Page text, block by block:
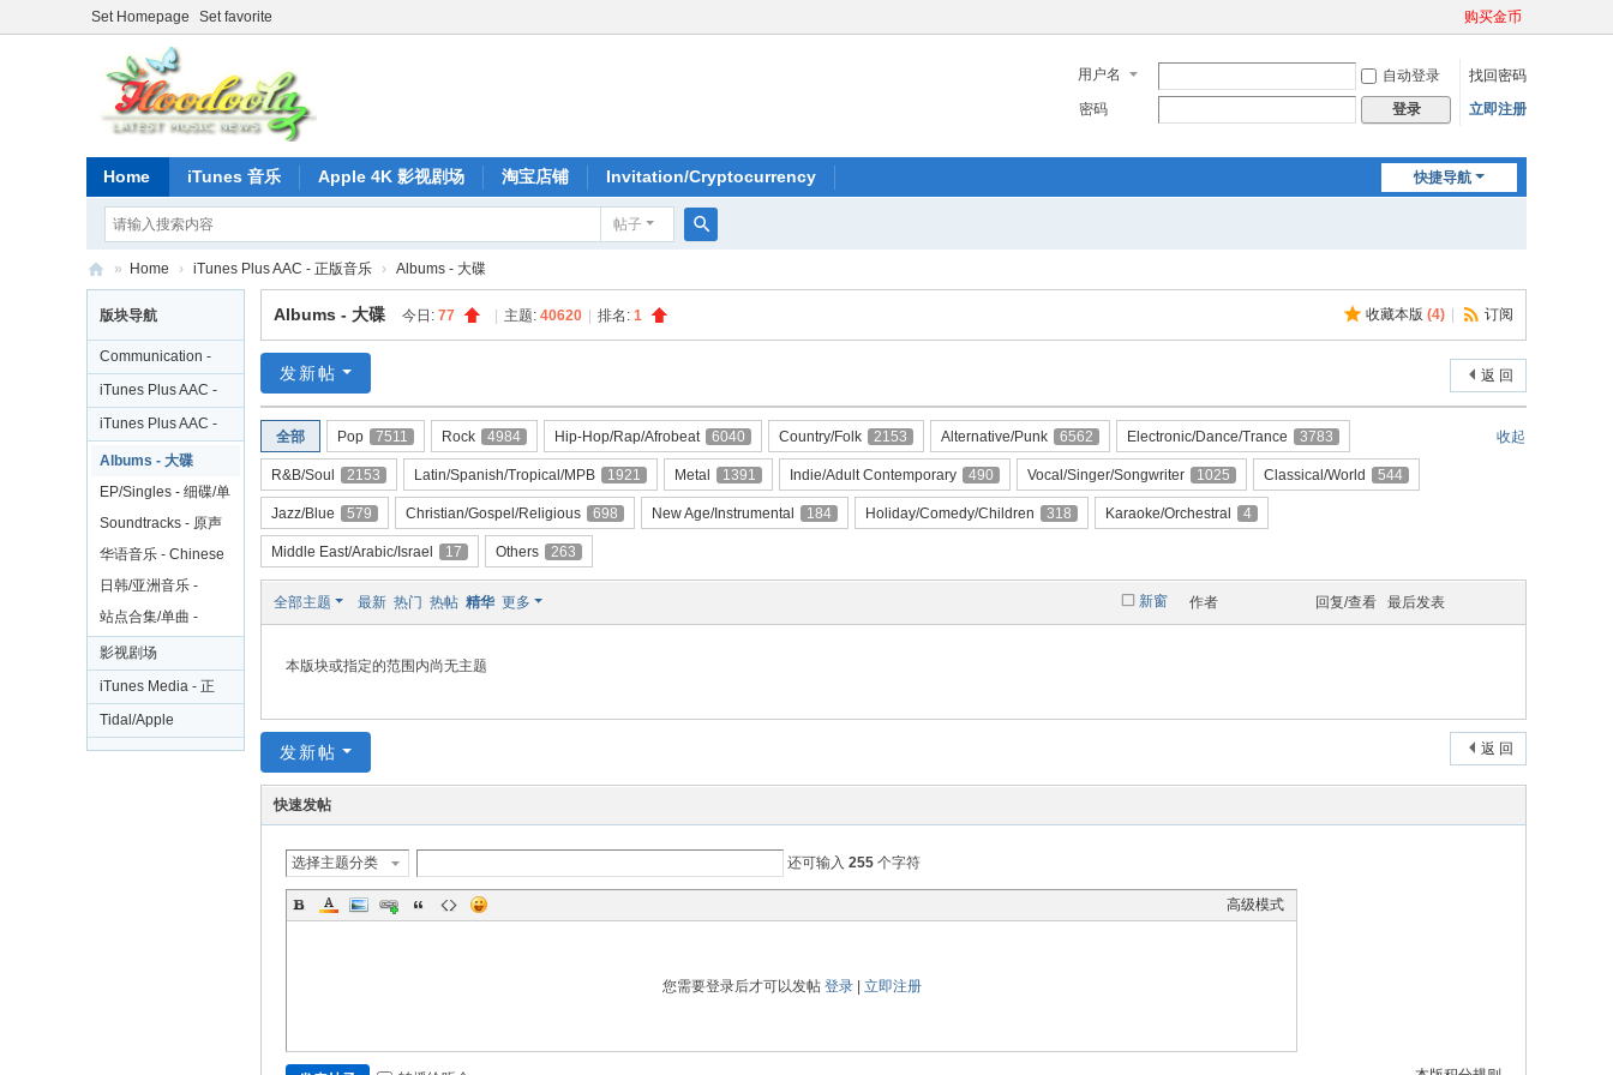
Set Homepage Set favorite 购买金币
用户名 自动登录
找回密码
密码
登录 立即注册
快捷导航
Home iTunes 音乐 Apple 4K 影视剧场 淘宝店铺 Invitation/Cryptocurrency
帖子
索
版
iT
un
es
电
影
剧
集
» Home › iTunes Plus AAC - 正版音乐 › Albums - 大碟
版块导航
Communication -
交流
iTunes Plus AAC -
歌手合集
iTunes Plus AAC -
正版音乐
Albums - 大碟
EP/Singles - 细碟/单
曲
Soundtracks - 原声
大碟
华语音乐 - Chinese
日韩/亚洲音乐 -
Japan/Korea/Asia
站点合集/单曲 -
Collections/Free
Singles
影视剧场
iTunes Media - 正
版影视
Tidal/Apple
Rip/Amazon 无损
收藏本版 (4) 订阅
Albums - 大碟 今日: 77 主题: 40620 排名: 1
返 回
发新帖
收起
全部 Pop 7511 Rock 4984 Hip-Hop/Rap/Afrobeat 6040 Country/Folk 2153 Alternative/Punk 6562 Electronic/Dance/Trance 3783
R&B/Soul 2153 Latin/Spanish/Tropical/MPB 1921 Metal 1391 Indie/Adult Contemporary 490 Vocal/Singer/Songwriter 1025 Classical/World 544
Jazz/Blue 579 Christian/Gospel/Religious 698 New Age/Instrumental 184 Holiday/Comedy/Children 318 Karaoke/Orchestral 4
Middle East/Arabic/Israel 17 Others 263
新窗
全部主题 最新 热门 热帖 精华 更多 作者 回复/查看 最后发表
本版块或指定的范围内尚无主题
返 回
发新帖
快速发帖
选择主题分类 还可输入 255 个字符
高级模式
您需要登录后才可以发帖 登录| 立即注册